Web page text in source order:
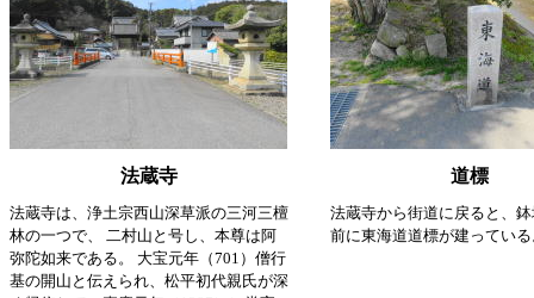
法蔵寺 道標
法蔵寺は、浄土宗西山深草派の三河三檀
林の一つで、 二村山と号し、本尊は阿
弥陀如来である。 大宝元年（701）僧行
基の開山と伝えられ、松平初代親氏が深
法蔵寺から街道に戻ると、
前に東海道道標が建ってい